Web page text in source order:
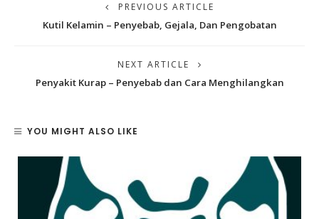
PREVIOUS ARTICLE
Kutil Kelamin – Penyebab, Gejala, Dan Pengobatan
NEXT ARTICLE
Penyakit Kurap – Penyebab dan Cara Menghilangkan
YOU MIGHT ALSO LIKE